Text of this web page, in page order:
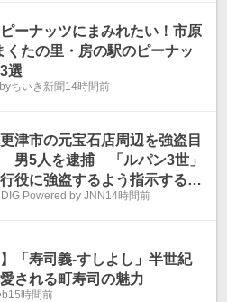
ピーナッツにまみれたい！市原
くたの里・房の駅のピーナッ
選
ちいき新聞14時間前
津市の元宝石店周辺を強盗目
男5人を逮捕 「ルパン3世」
役に強盗するよう指示する男
警Powered by JNN14時間前
】「寿司義-すしよし」半世紀
される町寿司の魅力
15時間前